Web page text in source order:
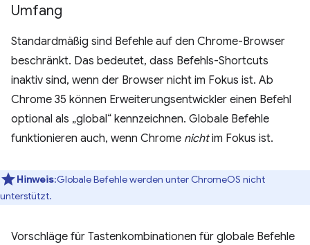
Umfang
Standardmäßig sind Befehle auf den Chrome-Browser
beschränkt. Das bedeutet, dass Befehls-Shortcuts
inaktiv sind, wenn der Browser nicht im Fokus ist. Ab
Chrome 35 können Erweiterungsentwickler einen Befehl
optional als „global“ kennzeichnen. Globale Befehle
funktionieren auch, wenn Chrome nichtim Fokus ist.
Hinweis:Globale Befehle werden unter ChromeOS nicht
unterstützt.
Vorschläge für Tastenkombinationen für globale Befehle